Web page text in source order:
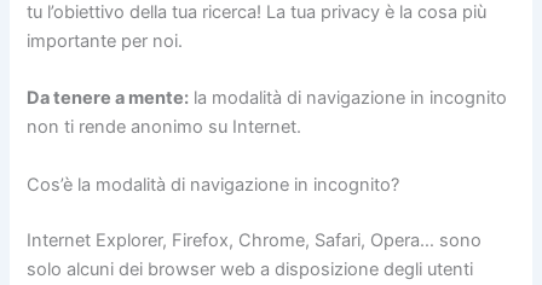
tu l’obiettivo della tua ricerca! La tua privacy è la cosa più
importante per noi.
Da tenere a mente: la modalità di navigazione in incognito
non ti rende anonimo su Internet.
Cos’è la modalità di navigazione in incognito?
Internet Explorer, Firefox, Chrome, Safari, Opera… sono
solo alcuni dei browser web a disposizione degli utenti